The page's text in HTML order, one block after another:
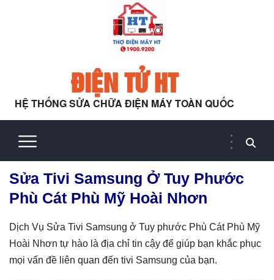
ĐIỆN TỬ HT
HỆ THỐNG SỬA CHỮA ĐIỆN MÁY TOÀN QUỐC
Sửa Tivi Samsung Ở Tuy Phước
Phù Cát Phù Mỹ Hoài Nhơn
Dịch Vụ Sửa Tivi Samsung ở Tuy phước Phù Cát Phù Mỹ
Hoài Nhơn tự hào là địa chỉ tin cậy để giúp bạn khắc phục
mọi vấn đề liên quan đến tivi Samsung của bạn.